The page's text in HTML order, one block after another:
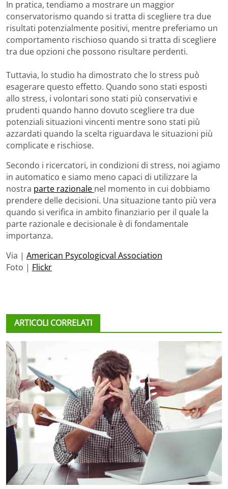
In pratica, tendiamo a mostrare un maggior
conservatorismo quando si tratta di scegliere tra due
risultati potenzialmente positivi, mentre preferiamo un
comportamento rischioso quando si tratta di scegliere
tra due opzioni che possono risultare perdenti.
Tuttavia, lo studio ha dimostrato che lo stress può
esagerare questo effetto. Quando sono stati esposti
allo stress, i volontari sono stati più conservativi e
prudenti quando hanno dovuto scegliere tra due
potenziali situazioni vincenti mentre sono stati più
azzardati quando la scelta riguardava le situazioni più
complicate e rischiose.
Secondo i ricercatori, in condizioni di stress, noi agiamo
in automatico e siamo meno capaci di utilizzare la
nostra parte razionale nel momento in cui dobbiamo
prendere delle decisioni. Una situazione tanto più vera
quando si verifica in ambito finanziario per il quale la
parte razionale e decisionale è di fondamentale
importanza.
Via | American Psycologicval Association
Foto | Flickr
ARTICOLI CORRELATI